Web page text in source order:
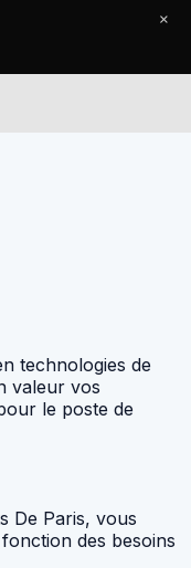
technologies de
valeur vos
le poste de
De Paris, vous
des besoins
×